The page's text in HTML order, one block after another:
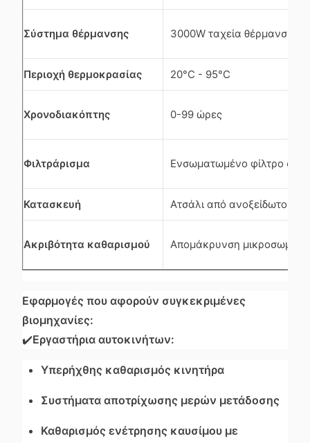
Σύστημα θέρμανσης 3000W ταχεία θέρμανση
Περιοχή θερμοκρασίας 20°C - 95°C
Χρονοδιακόπτης 0-99 ώρες
Φιλτράρισμα Ενσωματωμένο φίλτρο
Κατασκευή Ατσάλι από ανοξείδωτο
Ακριβότητα καθαρισμού Απομάκρυνση
Εφαρμογές που αφορούν συγκεκριμένες
βιομηχανίες:
✔️Εργαστήρια αυτοκινήτων:
Υπερήχθης καθαρισμός κινητήρα
Συστήματα αποτρίχωσης μερών μετάδοσης
Καθαρισμός ενέτρησης καυσίμου με